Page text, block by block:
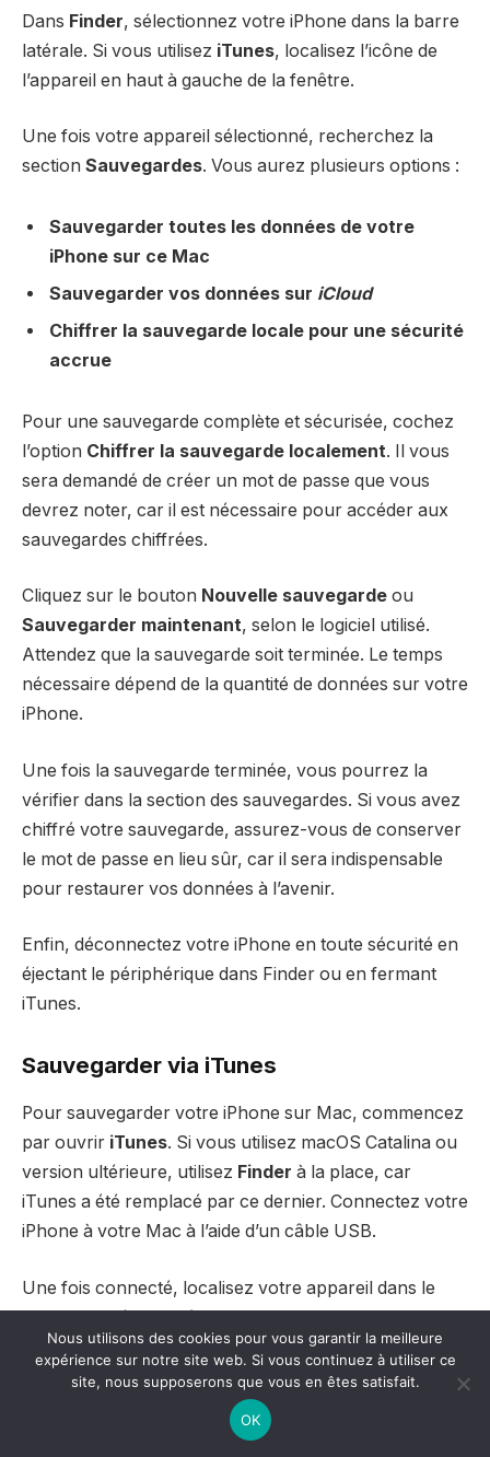
Dans Finder, sélectionnez votre iPhone dans la barre
latérale. Si vous utilisez iTunes, localisez l’icône de
l’appareil en haut à gauche de la fenêtre.
Une fois votre appareil sélectionné, recherchez la
section Sauvegardes. Vous aurez plusieurs options :
Sauvegarder toutes les données de votre
iPhone sur ce Mac
Sauvegarder vos données sur iCloud
Chiffrer la sauvegarde locale pour une sécurité
accrue
Pour une sauvegarde complète et sécurisée, cochez
l’option Chiffrer la sauvegarde localement. Il vous
sera demandé de créer un mot de passe que vous
devrez noter, car il est nécessaire pour accéder aux
sauvegardes chiffrées.
Cliquez sur le bouton Nouvelle sauvegarde ou
Sauvegarder maintenant, selon le logiciel utilisé.
Attendez que la sauvegarde soit terminée. Le temps
nécessaire dépend de la quantité de données sur votre
iPhone.
Une fois la sauvegarde terminée, vous pourrez la
vérifier dans la section des sauvegardes. Si vous avez
chiffré votre sauvegarde, assurez-vous de conserver
le mot de passe en lieu sûr, car il sera indispensable
pour restaurer vos données à l’avenir.
Enfin, déconnectez votre iPhone en toute sécurité en
éjectant le périphérique dans Finder ou en fermant
iTunes.
Sauvegarder via iTunes
Pour sauvegarder votre iPhone sur Mac, commencez
par ouvrir iTunes. Si vous utilisez macOS Catalina ou
version ultérieure, utilisez Finder à la place, car
iTunes a été remplacé par ce dernier. Connectez votre
iPhone à votre Mac à l’aide d’un câble USB.
Une fois connecté, localisez votre appareil dans le
panneau latéral deFinderou dans la barre d’outils
iTunes. Cliquez sur l’icône de votre iPhone pour
accéder aux options de sauvegarde.
(Finder) ou
Nous utilisons des cookies pour vous garantir la meilleure
expérience sur notre site web. Si vous continuez à utiliser ce
site, nous supposerons que vous en êtes satisfait.
OK